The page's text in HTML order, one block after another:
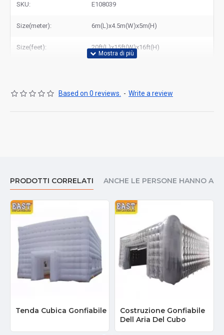
SKU: E108039
Size(meter): 6m(L)x4.5m(W)x5m(H)
Size(feet): 20ft(L)x15ft(W)x16ft(H)
Based on 0 reviews. - Write a review
PRODOTTI CORRELATI ANCHE LE PERSONE HANNO
Tenda Cubica Gonfiabile
Costruzione Gonfiabile
Dell Aria Del Cubo